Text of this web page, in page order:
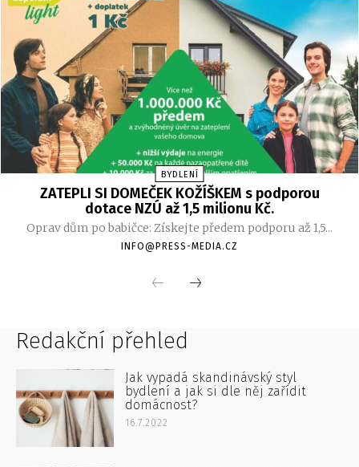
Redakční přehled
Jak vypadá skandinávský styl
bydlení a jak si dle něj zařídit
domácnost?
16.7.2022